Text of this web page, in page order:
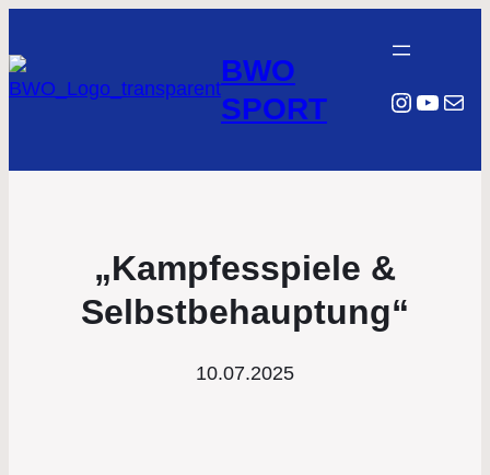
BWO
SPORT
E-Mail
„Kampfesspiele &
Selbstbehauptung“
10.07.2025